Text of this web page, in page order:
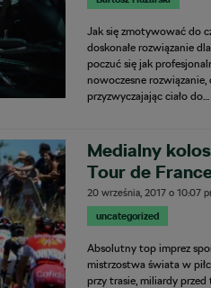
Jak się zmotywować do
doskonałe rozwiązanie
poczuć się jak
nowoczesne
przyzwyczajając ciało do…
Medialny
Tour de
20 września, 2017 o10:07
uncategorized
Absolutny top imprez
mistrzostwa świata w
przy trasie, miliardy